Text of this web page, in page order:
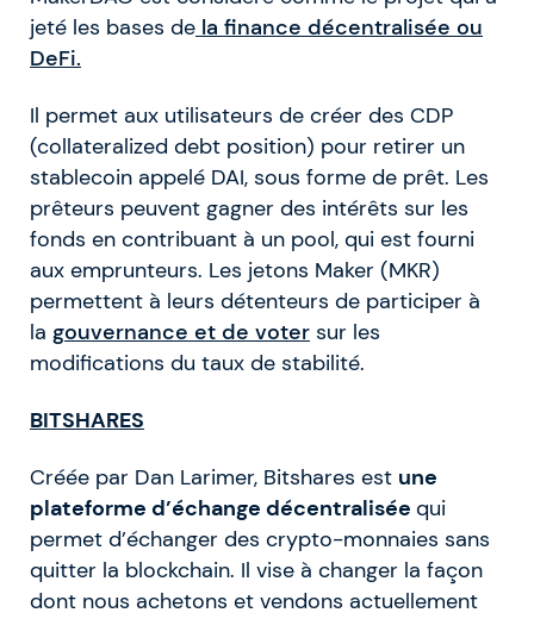
jeté les bases de la finance décentralisée ou
DeFi.
Il permet aux utilisateurs de créer des CDP
(collateralized debt position) pour retirer un
stablecoin appelé DAI, sous forme de prêt. Les
prêteurs peuvent gagner des intérêts sur les
fonds en contribuant à un pool, qui est fourni
aux emprunteurs. Les jetons Maker (MKR)
permettent à leurs détenteurs de participer à
la gouvernance et de voter sur les
modifications du taux de stabilité.
BITSHARES
Créée par Dan Larimer, Bitshares est une
plateforme d’échange décentralisée qui
permet d’échanger des crypto-monnaies sans
quitter la blockchain. Il vise à changer la façon
dont nous achetons et vendons actuellement